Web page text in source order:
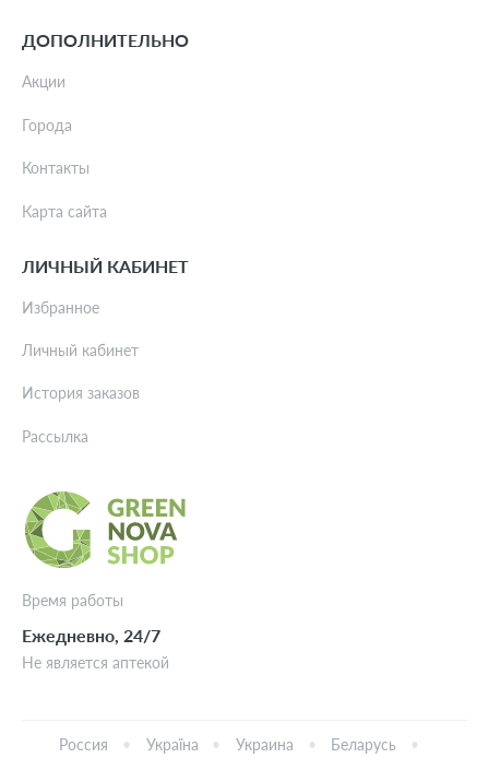
Время работы
Ежедневно, 24/7
Не является аптекой
ДОПОЛНИТЕЛЬНО
Акции
Города
Контакты
Карта сайта
ЛИЧНЫЙ КАБИНЕТ
Избранное
Личный кабинет
История заказов
Рассылка
Россия Україна Украина Беларусь